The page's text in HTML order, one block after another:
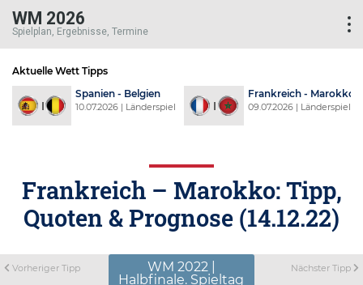
WM 2026
Spielplan, Ergebnisse, Termine
Aktuelle Wett Tipps
Spanien - Belgien
10.07.2026 | Länderspiel
Frankreich - Marokko
09.07.2026 | Länderspiel
Frankreich – Marokko: Tipp,
Quoten & Prognose (14.12.22)
Vorheriger Tipp
WM 2022 |
Halbfinale. Spieltag
Nächster Tipp